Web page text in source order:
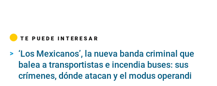
TE PUEDE INTERESAR
‘Los Mexicanos’, la nueva banda criminal que
balea a transportistas e incendia buses: sus
crímenes, dónde atacan y el modus operandi